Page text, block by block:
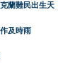
蘭難民出生天
及時雨